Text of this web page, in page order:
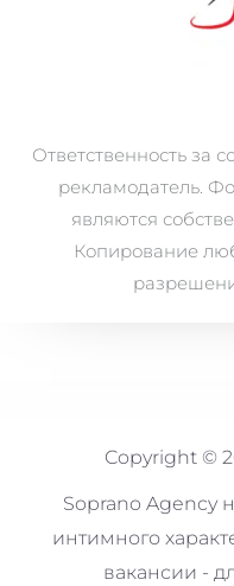
Ответственность за
рекламодатель.
являются
Копирование
Copyright ©
Soprano Agency
интимного
вакансии -